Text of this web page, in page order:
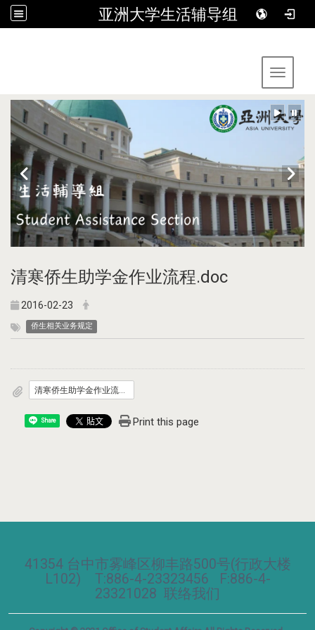
亚洲大学生活辅导组
Toggle
清寒侨生助学金作业流程.doc
2016-02-23
侨生相关业务规定
Share Print this page
41354 台中市雾峰区柳丰路500号(行政大楼
L102) T:886-4-23323456 F:886-4-
23321028 联络我们